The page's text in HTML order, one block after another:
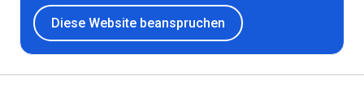
Diese Website beanspruchen